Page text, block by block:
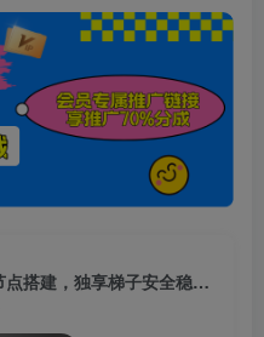
（6912期）全网首发最新海外节点搭建，独享梯子安全稳定运营海外短视频，日入1000+